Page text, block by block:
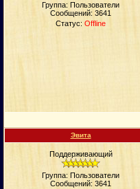
Группа: Пользователи
Сообщений: 3641
Статус: Offline
Эвита
Поддерживающий
Группа: Пользователи
Сообщений: 3641